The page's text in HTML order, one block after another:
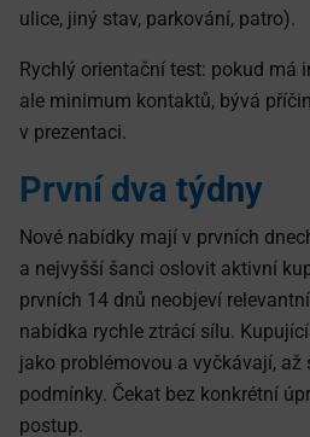
ulice, jiný stav, parkování, patro).
Rychlý orientační test: pokud má
ale minimum kontaktů, bývá
v prezentaci.
První dva týdny
Nové nabídky mají v prvních
a nejvyšší šanci oslovit aktivní
prvních 14 dnů neobjeví
nabídka rychle ztrácí sílu.
jako problémovou a vyčkávají, až
podmínky. Čekat bez konkrétní
postup.